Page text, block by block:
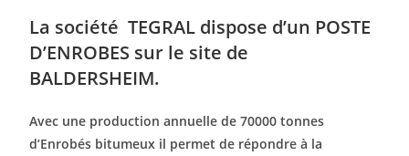
La société TEGRAL dispose d’un POSTE
D’ENROBES sur le site de
BALDERSHEIM.
Avec une production annuelle de 70000 tonnes
d’Enrobés bitumeux il permet de répondre à la